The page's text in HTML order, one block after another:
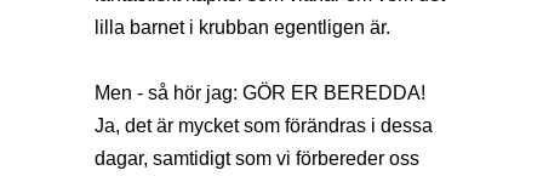
lilla barnet i krubban egentligen är.
Men - så hör jag: GÖR ER BEREDDA!
Ja, det är mycket som förändras i dessa
dagar, samtidigt som vi förbereder oss